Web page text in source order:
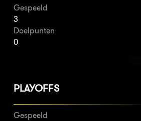
Gespeeld
3
Doelpunten
0
PLAYOFFS
Gespeeld